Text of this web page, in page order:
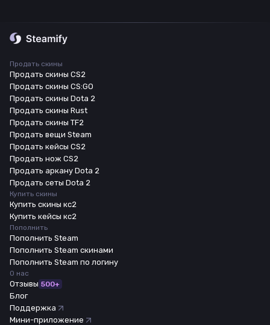
Продать скины
Продать скины CS2
Продать скины CS:GO
Продать скины Dota 2
Продать скины Rust
Продать скины TF2
Продать вещи Steam
Продать кейсы CS2
Продать нож CS2
Продать аркану Dota 2
Продать сеты Dota 2
Купить скины
Купить скины кс2
Купить кейсы кс2
Пополнить
Пополнить Steam
Пополнить Steam скинами
Пополнить Steam по логину
О нас
Отзывы 500+
Блог
Поддержка
Мини-приложение